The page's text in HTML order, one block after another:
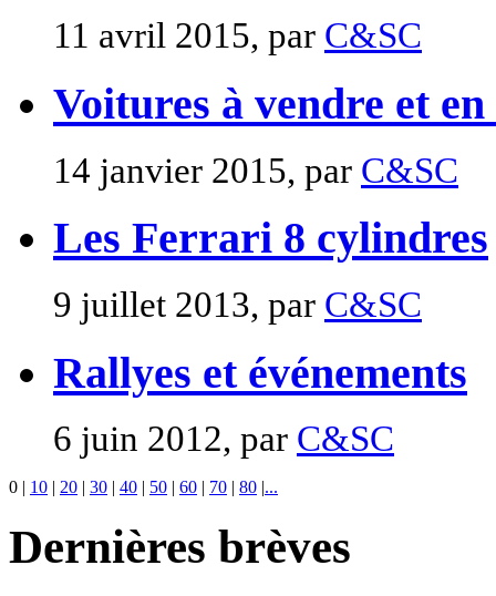
11 avril 2015, par C&SC
Voitures à vendre et
14 janvier 2015, par C&SC
Les Ferrari 8 cylindres
9 juillet 2013, par C&SC
Rallyes et événements
6 juin 2012, par C&SC
0 | 10 | 20 | 30 | 40 | 50 | 60 | 70 | 80 |...
Dernières brèves